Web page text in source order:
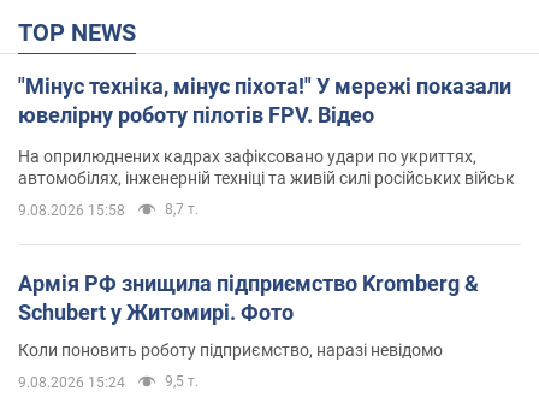
TOP NEWS
"Мінус техніка, мінус піхота!" У мережі показали
ювелірну роботу пілотів FPV. Відео
На оприлюднених кадрах зафіксовано удари по укриттях,
автомобілях, інженерній техніці та живій силі російських військ
9.08.2026 15:58 8,7 т.
Армія РФ знищила підприємство Kromberg &
Schubert у Житомирі. Фото
Коли поновить роботу підприємство, наразі невідомо
9.08.2026 15:24 9,5 т.